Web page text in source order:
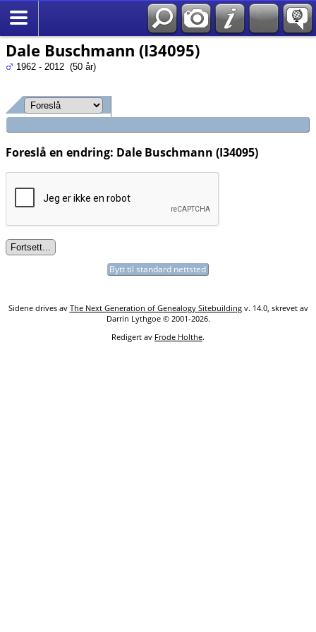
Dale Buschmann (I34095)
1962 - 2012 (50 år)
Foreslå en endring: Dale Buschmann (I34095)
Bytt til standard nettsted
Sidene drives av The Next Generation of Genealogy Sitebuildingv. 14.0, skrevet av
Darrin Lythgoe © 2001-2026.
Redigert av Frode Holthe.